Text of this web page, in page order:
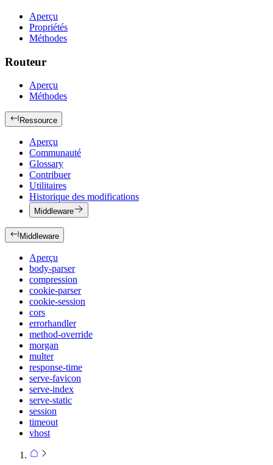
Aperçu
Propriétés
Méthodes
Routeur
Aperçu
Méthodes
Ressource
Aperçu
Communauté
Glossary
Contribuer
Utilitaires
Historique des modifications
Middleware
Middleware
Aperçu
body-parser
compression
cookie-parser
cookie-session
cors
errorhandler
method-override
morgan
multer
response-time
serve-favicon
serve-index
serve-static
session
timeout
vhost